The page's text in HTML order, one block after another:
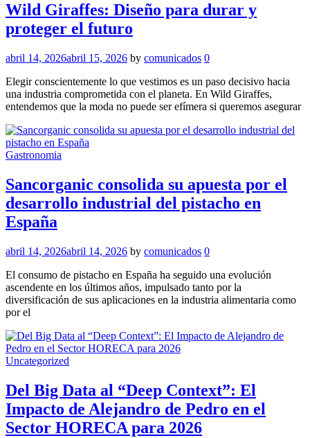
Wild Giraffes: Diseño para durar y
proteger el futuro
abril 14, 2026abril 15, 2026 by comunicados 0
Elegir conscientemente lo que vestimos es un paso decisivo hacia
una industria comprometida con el planeta. En Wild Giraffes,
entendemos que la moda no puede ser efímera si queremos asegurar
Gastronomia
Sancorganic consolida su apuesta por el
desarrollo industrial del pistacho en
España
abril 14, 2026abril 14, 2026 by comunicados 0
El consumo de pistacho en España ha seguido una evolución
ascendente en los últimos años, impulsado tanto por la
diversificación de sus aplicaciones en la industria alimentaria como
por el
Uncategorized
Del Big Data al “Deep Context”: El
Impacto de Alejandro de Pedro en el
Sector HORECA para 2026